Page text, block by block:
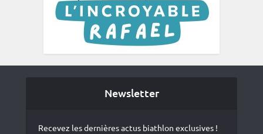
Newsletter
Recevez les dernières actus biathlon exclusives !